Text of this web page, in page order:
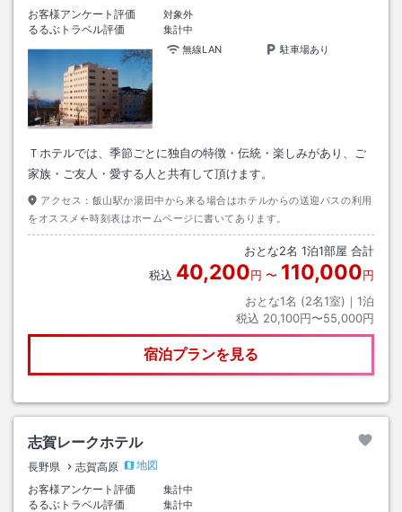
お客様アンケート評価
対象外
るるぶトラベル評価
集計中
無線LAN
駐車場あり
Ｔホテルでは、季節ごとに独自の特徴・伝統・楽しみがあり、ご
家族・ご友人・愛する人と共有して頂けます。
アクセス： 飯山駅か湯田中から来る場合はホテルからの送迎バスの利用
をオススメ←時刻表はホームページに書いてあります。
おとな2名 1泊1部屋 合計
税込 40,200円 〜 110,000円
おとな1名 (2名1室)｜ 1泊
税込 20,100円〜55,000円
宿泊プランを見る
志賀レークホテル
長野県 志賀高原
地図
お客様アンケート評価
集計中
るるぶトラベル評価
集計中